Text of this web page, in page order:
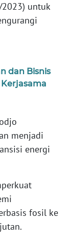
2023) untuk
dan Bisnis
menjadi
energi
fosil ke